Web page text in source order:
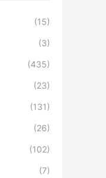
(15)
(3)
(435)
(23)
(131)
(26)
(102)
(7)